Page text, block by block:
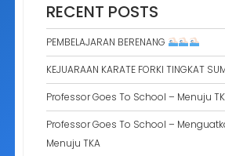
RECENT POSTS
PEMBELAJARAN BERENANG
KEJUARAAN KARATE FORKI TINGKAT
Professor Goes To School – Menuju
Professor Goes To School –
Menuju TKA